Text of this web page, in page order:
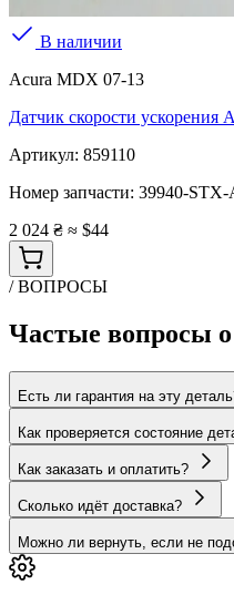
В наличии
Acura MDX 07-13
Датчик скорости ускорения
Артикул: 859110
Номер запчасти: 39940-STX-
2 024 ₴ ≈ $44
/ ВОПРОСЫ
Частые вопросы
Есть ли гарантия на эту
Как проверяется состояние
Как заказать и оплатить?
Сколько идёт доставка?
Можно ли вернуть, если не